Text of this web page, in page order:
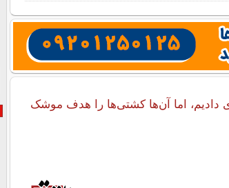
دادیم، اما آن‌ها کشتی‌ها را هدف موشک